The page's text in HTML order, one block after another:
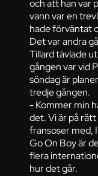
och att han var
vann var en
hade förväntat
Det var andra
Tillard tävlade
gången var vid
söndag är
tredje gången.
- Kommer min
det. Vi är på
fransoser med,
Go On Boy är
flera
hur det går.